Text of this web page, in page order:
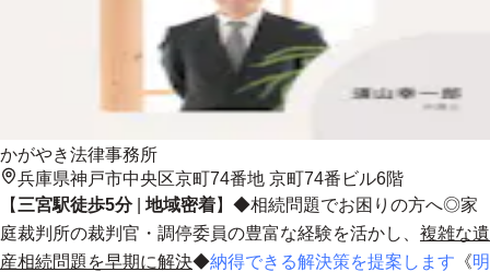
かがやき法律事務所
兵庫県神戸市中央区京町74番地 京町74番ビル6階
【 三宮駅徒歩5分| 地域密着】◆相続問題でお困りの方へ◎家
庭裁判所の裁判官・調停委員の豊富な経験を活かし、 複雑な遺
産相続問題を早期に解決◆納得できる解決策を提案します 《明